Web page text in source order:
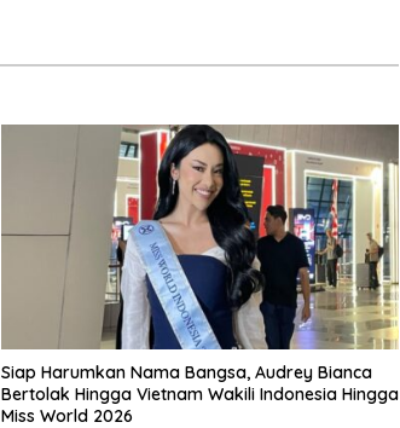
Siap Harumkan Nama Bangsa, Audrey Bianca
Bertolak Hingga Vietnam Wakili Indonesia Hingga
Miss World 2026